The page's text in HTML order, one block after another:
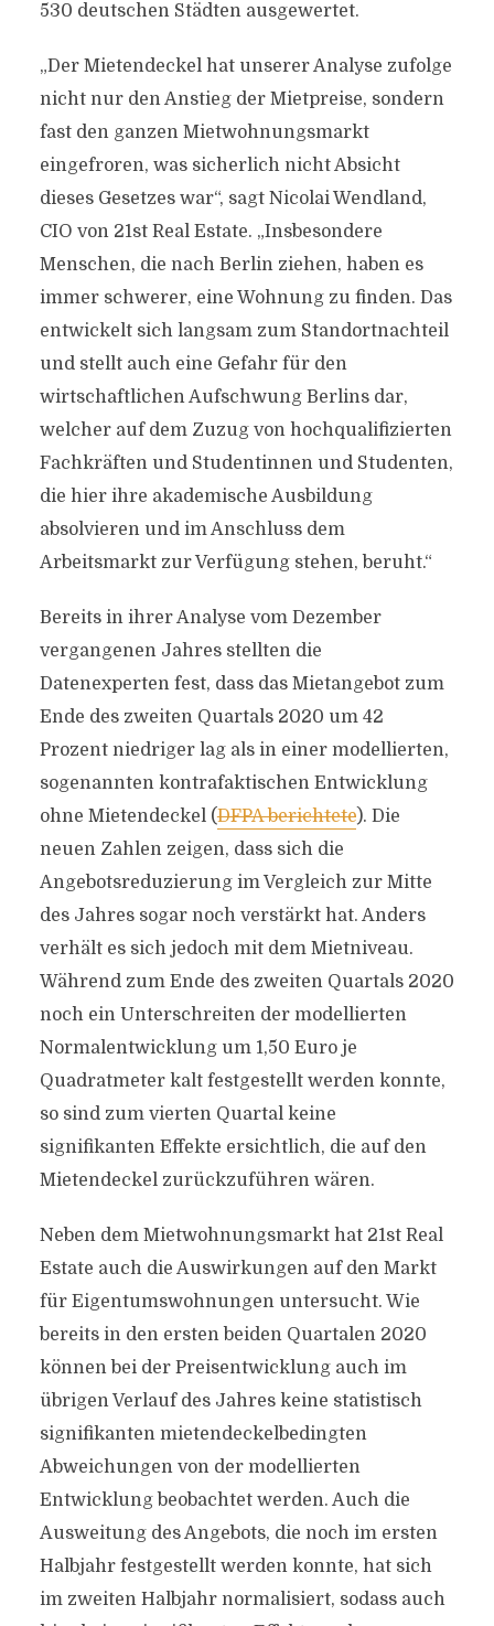
530 deutschen Städten ausgewertet.
„Der Mietendeckel hat unserer Analyse zufolge
nicht nur den Anstieg der Mietpreise, sondern
fast den ganzen Mietwohnungsmarkt
eingefroren, was sicherlich nicht Absicht
dieses Gesetzes war“, sagt Nicolai Wendland,
CIO von 21st Real Estate. „Insbesondere
Menschen, die nach Berlin ziehen, haben es
immer schwerer, eine Wohnung zu finden. Das
entwickelt sich langsam zum Standortnachteil
und stellt auch eine Gefahr für den
wirtschaftlichen Aufschwung Berlins dar,
welcher auf dem Zuzug von hochqualifizierten
Fachkräften und Studentinnen und Studenten,
die hier ihre akademische Ausbildung
absolvieren und im Anschluss dem
Arbeitsmarkt zur Verfügung stehen, beruht.“
Bereits in ihrer Analyse vom Dezember
vergangenen Jahres stellten die
Datenexperten fest, dass das Mietangebot zum
Ende des zweiten Quartals 2020 um 42
Prozent niedriger lag als in einer modellierten,
sogenannten kontrafaktischen Entwicklung
ohne Mietendeckel (DFPA berichtete). Die
neuen Zahlen zeigen, dass sich die
Angebotsreduzierung im Vergleich zur Mitte
des Jahres sogar noch verstärkt hat. Anders
verhält es sich jedoch mit dem Mietniveau.
Während zum Ende des zweiten Quartals 2020
noch ein Unterschreiten der modellierten
Normalentwicklung um 1,50 Euro je
Quadratmeter kalt festgestellt werden konnte,
so sind zum vierten Quartal keine
signifikanten Effekte ersichtlich, die auf den
Mietendeckel zurückzuführen wären.
Neben dem Mietwohnungsmarkt hat 21st Real
Estate auch die Auswirkungen auf den Markt
für Eigentumswohnungen untersucht. Wie
bereits in den ersten beiden Quartalen 2020
können bei der Preisentwicklung auch im
übrigen Verlauf des Jahres keine statistisch
signifikanten mietendeckelbedingten
Abweichungen von der modellierten
Entwicklung beobachtet werden. Auch die
Ausweitung des Angebots, die noch im ersten
Halbjahr festgestellt werden konnte, hat sich
im zweiten Halbjahr normalisiert, sodass auch